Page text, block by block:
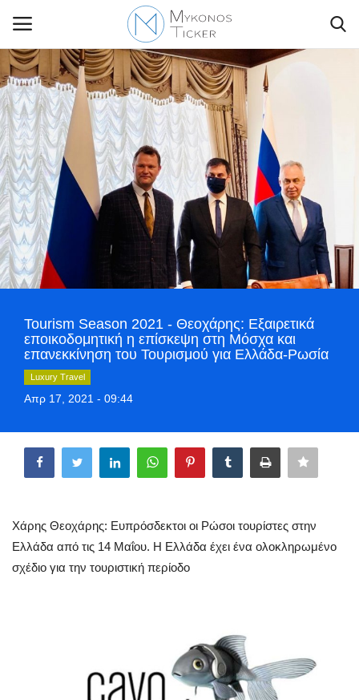
Contact Us
Politique
Business
Travel
World
Style Adorés
Greece
Arts & Culture
Sport
Tourism Season 2021 - Θεοχάρης: Εξαιρετικά
εποικοδομητική η επίσκεψη στη Μόσχα και
επανεκκίνηση του Τουρισμού για Ελλάδα-Ρωσία
Luxury Travel
Απρ 17, 2021 - 09:44
Χάρης Θεοχάρης: Ευπρόσδεκτοι οι Ρώσοι τουρίστες στην
Ελλάδα από τις 14 Μαΐου. Η Ελλάδα έχει ένα ολοκληρωμένο
σχέδιο για την τουριστική περίοδο